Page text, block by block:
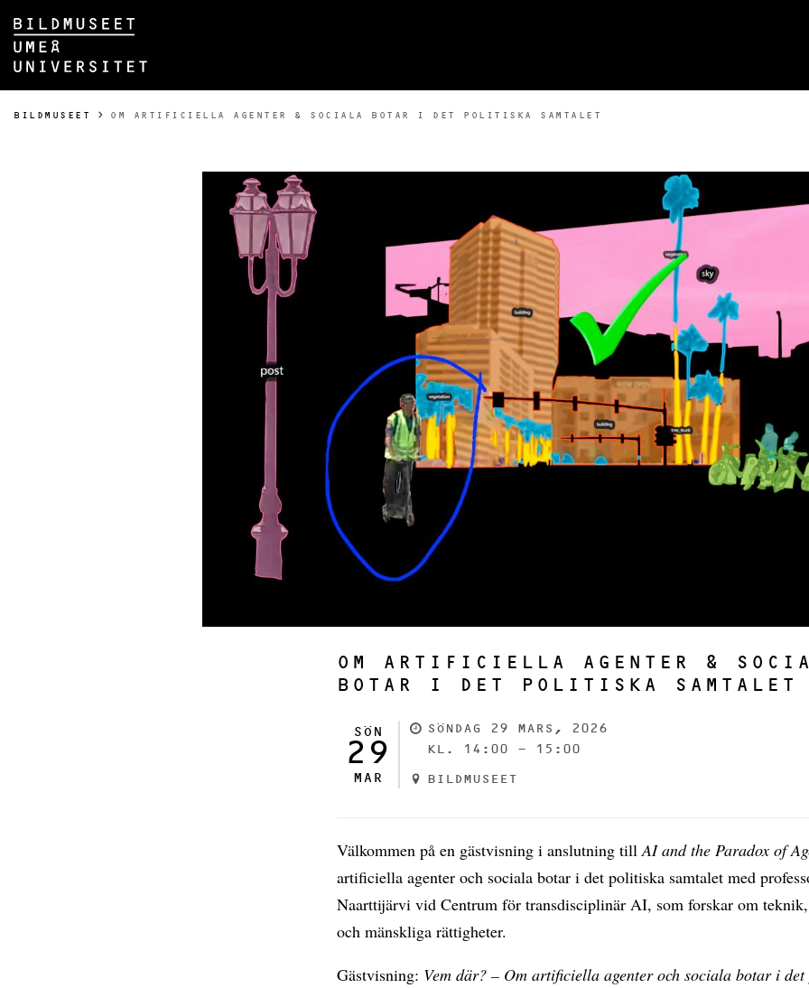
Hoppa direkt till innehållet
BILDMUSEET
OM ARTIFICIELLA AGENTER & SOCIALA BOTAR I DET POLITISKA SAMTALET
OM ARTIFICIELLA AGENTER &
BOTAR I DET POLITISKA SAMTALET
SÖN
29
MAR
SÖNDAG 29 MARS, 2026
KL. 14:00 - 15:00
BILDMUSEET
Välkommen på en gästvisning i anslutning tillAI and the Paradox of
artificiella agenter och sociala botar i det politiska samtalet med
Naarttijärvi vid Centrum för transdisciplinär AI, som forskar om
och mänskliga rättigheter.
Gästvisning: Vem där? – Om artificiella agenter och sociala botar i